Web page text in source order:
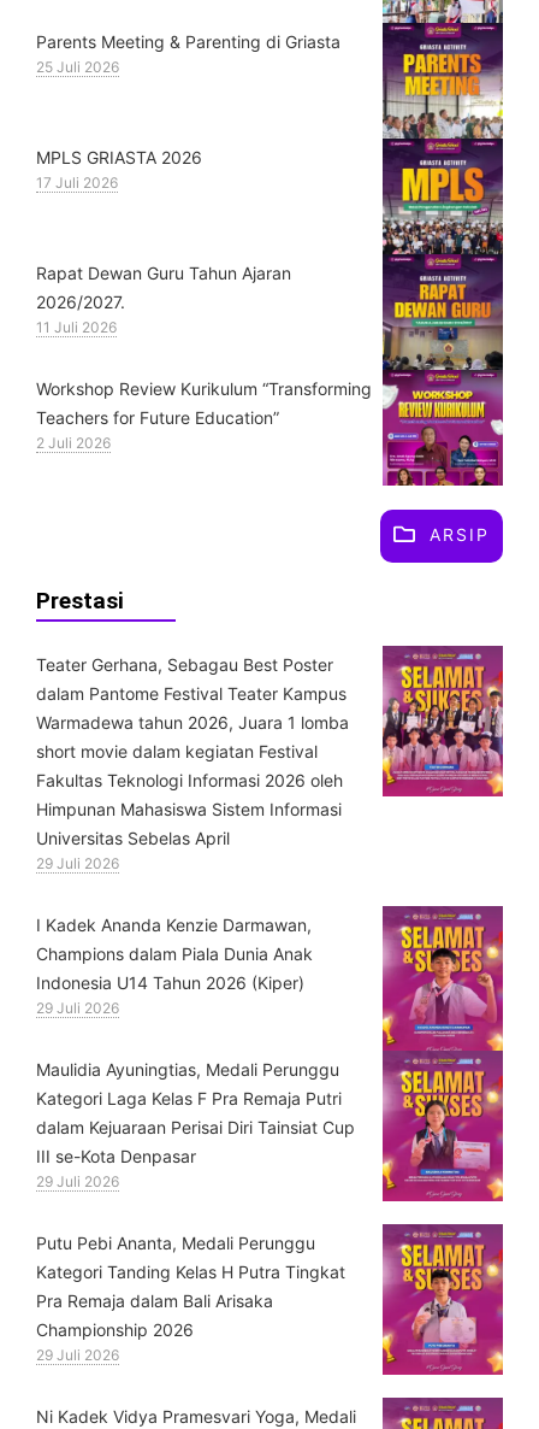
Parents Meeting & Parenting di Griasta
25 Juli 2026
MPLS GRIASTA 2026
17 Juli 2026
Rapat Dewan Guru Tahun Ajaran
2026/2027.
11 Juli 2026
Workshop Review Kurikulum “Transforming
Teachers for Future Education”
2 Juli 2026
ARSIP
Prestasi
Teater Gerhana, Sebagau Best Poster
dalam Pantome Festival Teater Kampus
Warmadewa tahun 2026, Juara 1 lomba
short movie dalam kegiatan Festival
Fakultas Teknologi Informasi 2026 oleh
Himpunan Mahasiswa Sistem Informasi
Universitas Sebelas April
29 Juli 2026
⁠I Kadek Ananda Kenzie Darmawan,
Champions dalam Piala Dunia Anak
Indonesia U14 Tahun 2026 (Kiper)
29 Juli 2026
⁠Maulidia Ayuningtias, Medali Perunggu
Kategori Laga Kelas F Pra Remaja Putri
dalam Kejuaraan Perisai Diri Tainsiat Cup
III se-Kota Denpasar
29 Juli 2026
Putu Pebi Ananta, Medali Perunggu
Kategori Tanding Kelas H Putra Tingkat
Pra Remaja dalam Bali Arisaka
Championship 2026
29 Juli 2026
⁠Ni Kadek Vidya Pramesvari Yoga, Medali